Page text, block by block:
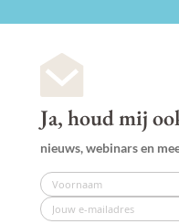
Ja, houd mij
nieuws, webinars en